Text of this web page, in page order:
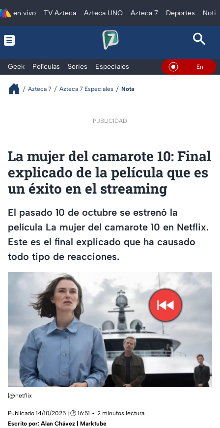
en vivo TV Azteca Azteca UNO Azteca 7 Deportes
Geek Películas Series Especiales En Vivo
Azteca 7 Azteca 7 Especiales Nota
PUBLICIDAD
La mujer del camarote 10: Final
explicado de la película que es
un éxito en el streaming
El pasado 10 de octubre se estrenó la
película La mujer del camarote 10 en Netflix.
Este es el final explicado que ha causado
todo tipo de reacciones.
|@netflix
Publicado 14/10/2025 | 🕑 16:51
2 minutos lectura
Escrito por: Alan Chávez | Marktube